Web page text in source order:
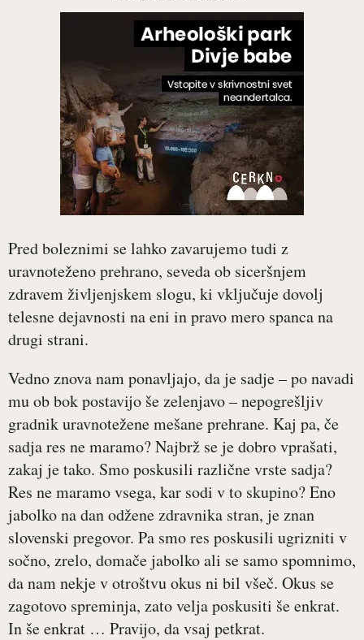
Pred boleznimi se lahko zavarujemo tudi z
uravnoteženo prehrano, seveda ob siceršnjem
zdravem življenjskem slogu, ki vključuje dovolj
telesne dejavnosti na eni in pravo mero spanca na
drugi strani.
Vedno znova nam ponavljajo, da je sadje – po navadi
mu ob bok postavijo še zelenjavo – nepogrešljiv
gradnik uravnotežene mešane prehrane. Kaj pa, če
sadja res ne maramo? Najbrž se je dobro vprašati,
zakaj je tako. Smo poskusili različne vrste sadja?
Res ne maramo vsega, kar sodi v to skupino? Eno
jabolko na dan odžene zdravnika stran, je znan
slovenski pregovor. Pa smo res poskusili ugrizniti v
sočno, zrelo, domače jabolko ali se samo spomnimo,
da nam nekje v otroštvu okus ni bil všeč. Okus se
zagotovo spreminja, zato velja poskusiti še enkrat.
In še enkrat … Pravijo, da vsaj petkrat.